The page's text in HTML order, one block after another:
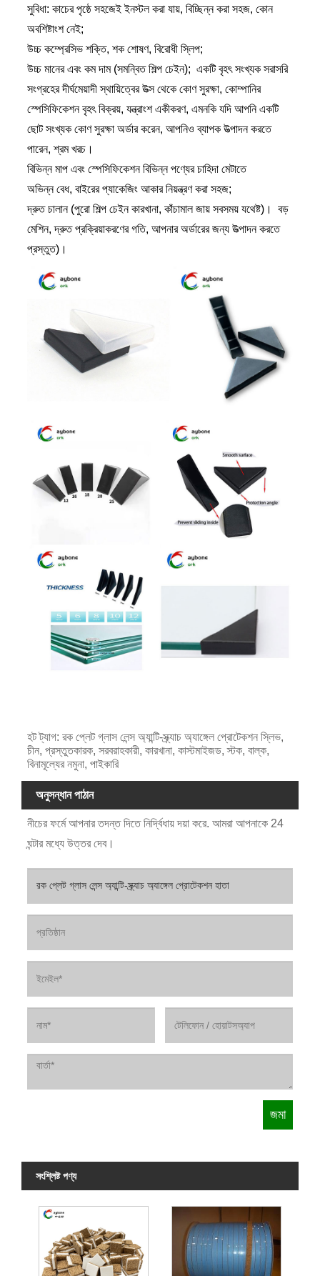
সুবিধা: কাচের পৃষ্ঠে সহজেই ইনস্টল করা যায়, বিচ্ছিন্ন করা সহজ, কোন
অবশিষ্টাংশ নেই;
উচ্চ কম্প্রেসিভ শক্তি, শক শোষণ, বিরোধী স্লিপ;
উচ্চ মানের এবং কম দাম (সমন্বিত শিল্প চেইন); একটি বৃহৎ সংখ্যক সরাসরি
সংগ্রহের দীর্ঘমেয়াদী স্থায়িত্বের উত্স থেকে কোণ সুরক্ষা, কোম্পানির
স্পেসিফিকেশন বৃহৎ বিক্রয়, যন্ত্রাংশ একীকরণ, এমনকি যদি আপনি একটি
ছোট সংখ্যক কোণ সুরক্ষা অর্ডার করেন, আপনিও ব্যাপক উত্পাদন করতে
পারেন, শ্রম খরচ।
বিভিন্ন মাপ এবং স্পেসিফিকেশন বিভিন্ন পণ্যের চাহিদা মেটাতে
অভিন্ন বেধ, বাইরের প্যাকেজিং আকার নিয়ন্ত্রণ করা সহজ;
দ্রুত চালান (পুরো শিল্প চেইন কারখানা, কাঁচামাল জায় সবসময় যথেষ্ট)। বড়
মেশিন, দ্রুত প্রক্রিয়াকরণের গতি, আপনার অর্ডারের জন্য উত্পাদন করতে
প্রস্তুত)।
হট ট্যাগ: রক প্লেট গ্লাস লেন্স অ্যান্টি-স্ক্র্যাচ অ্যাঙ্গেল প্রোটেকশন স্লিভ,
চীন, প্রস্তুতকারক, সরবরাহকারী, কারখানা, কাস্টমাইজড, স্টক, বাল্ক,
বিনামূল্যের নমুনা, পাইকারি
অনুসন্ধান পাঠান
নীচের ফর্মে আপনার তদন্ত দিতে নির্দ্বিধায় দয়া করে. আমরা আপনাকে 24
ঘন্টার মধ্যে উত্তর দেব।
সংশ্লিষ্ট পণ্য